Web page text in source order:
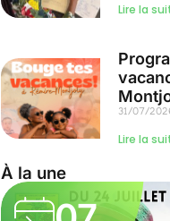
Lire la
31/07/
Lire la
À la une